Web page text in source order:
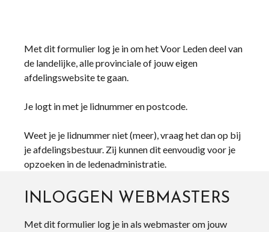
Met dit formulier log je in om het Voor Leden deel van
de landelijke, alle provinciale of jouw eigen
afdelingswebsite te gaan.
Je logt in met je lidnummer en postcode.
Weet je je lidnummer niet (meer), vraag het dan op bij
je afdelingsbestuur. Zij kunnen dit eenvoudig voor je
opzoeken in de ledenadministratie.
INLOGGEN WEBMASTERS
Met dit formulier log je in als webmaster om jouw